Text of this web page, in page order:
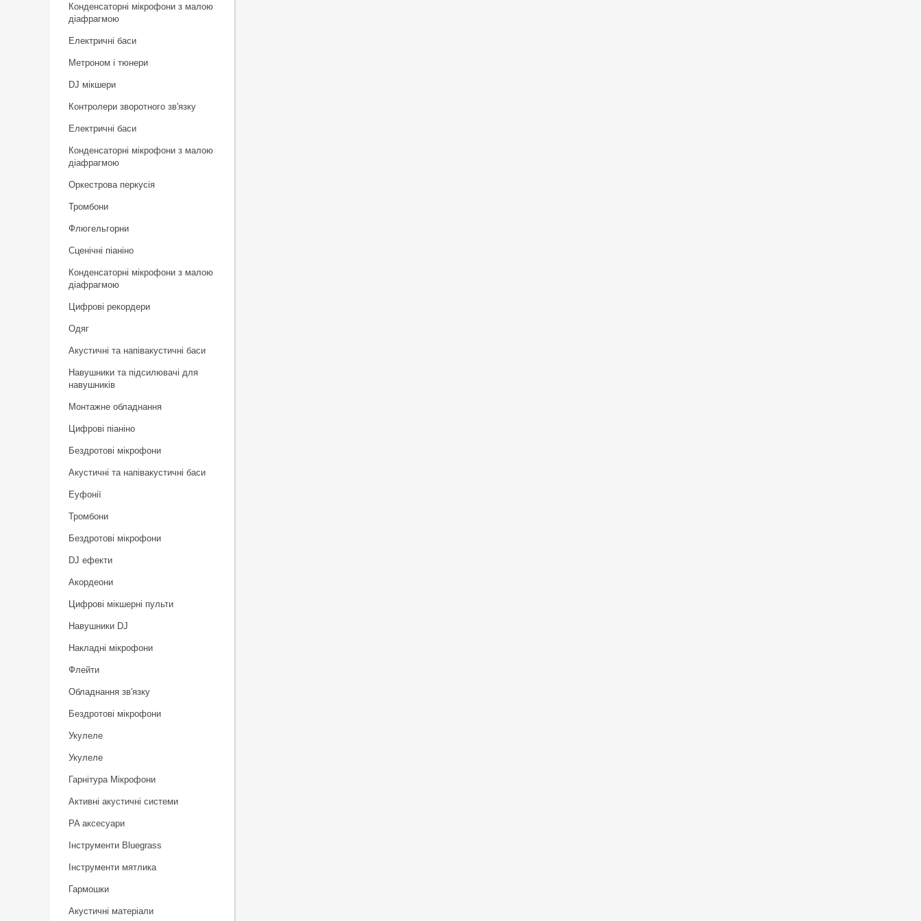
Конденсаторні мікрофони з малою
діафрагмою
Електричні баси
Метроном і тюнери
DJ мікшери
Контролери зворотного зв'язку
Електричні баси
Конденсаторні мікрофони з малою
діафрагмою
Оркестрова перкусія
Тромбони
Флюгельгорни
Сценічні піаніно
Конденсаторні мікрофони з малою
діафрагмою
Цифрові рекордери
Одяг
Акустичні та напівакустичні баси
Навушники та підсилювачі для
навушників
Монтажне обладнання
Цифрові піаніно
Бездротові мікрофони
Акустичні та напівакустичні баси
Еуфонії
Тромбони
Бездротові мікрофони
DJ ефекти
Акордеони
Цифрові мікшерні пульти
Навушники DJ
Накладні мікрофони
Флейти
Обладнання зв'язку
Бездротові мікрофони
Укулеле
Укулеле
Гарнітура Мікрофони
Активні акустичні системи
PA аксесуари
Інструменти Bluegrass
Інструменти мятлика
Гармошки
Акустичні матеріали